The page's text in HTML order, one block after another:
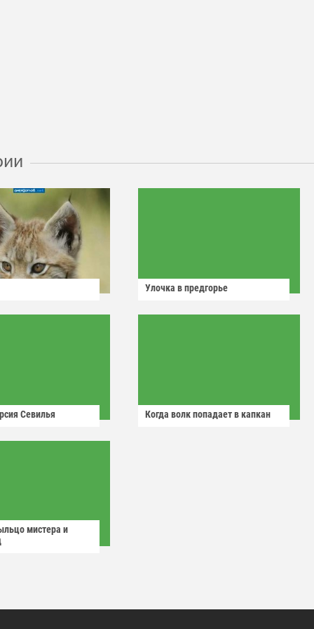
Улочка в предгорье
Севилья Когда волк попадает в капкан
мистера и